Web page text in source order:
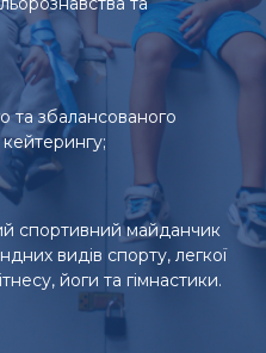
та збалансованого
спортивний майданчик
видів спорту, легкої
йоги та гімнастики.